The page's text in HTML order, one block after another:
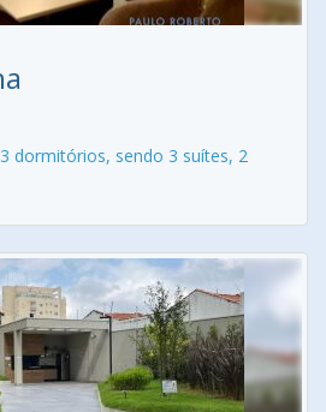
dormitórios, sendo 3 suítes, 2